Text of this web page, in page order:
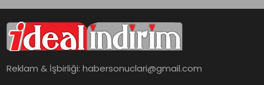
Reklam & İşbirliği:habersonuclari@gmail.com